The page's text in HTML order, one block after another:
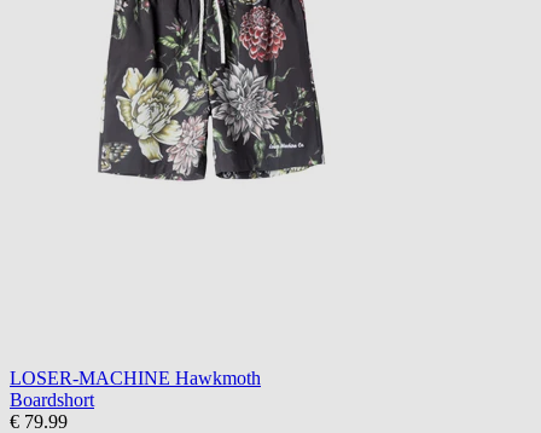
LOSER-MACHINE Hawkmoth
Boardshort
€ 79.99